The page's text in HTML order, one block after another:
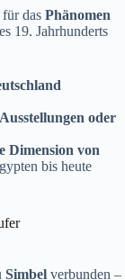
das Phänomen
19. Jahrhunderts
oder
Dimension von
bis heute
Simbel verbunden –